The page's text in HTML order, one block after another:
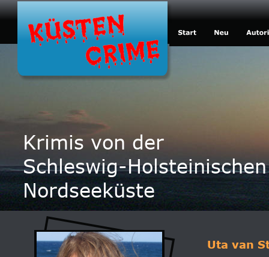
Krimis von der
Schleswig-Holsteinischen
Nordseeküste
Uta van